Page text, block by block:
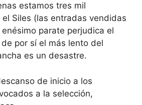
estamos tres mil
Siles (las entradas vendidas
parate perjudica el
por sí el más lento del
es un desastre.
de inicio a los
a la selección,